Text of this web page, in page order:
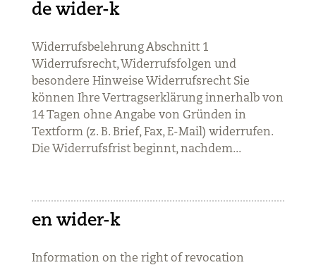
de wider-k
Widerrufsbelehrung Abschnitt 1
Widerrufsrecht, Widerrufsfolgen und
besondere Hinweise Widerrufsrecht Sie
können Ihre Vertragserklärung innerhalb von
14 Tagen ohne Angabe von Gründen in
Textform (z. B. Brief, Fax, E-Mail) widerrufen.
Die Widerrufsfrist beginnt, nachdem...
en wider-k
Information on the right of revocation